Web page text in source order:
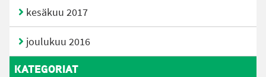
kesäkuu 2017
joulukuu 2016
KATEGORIAT